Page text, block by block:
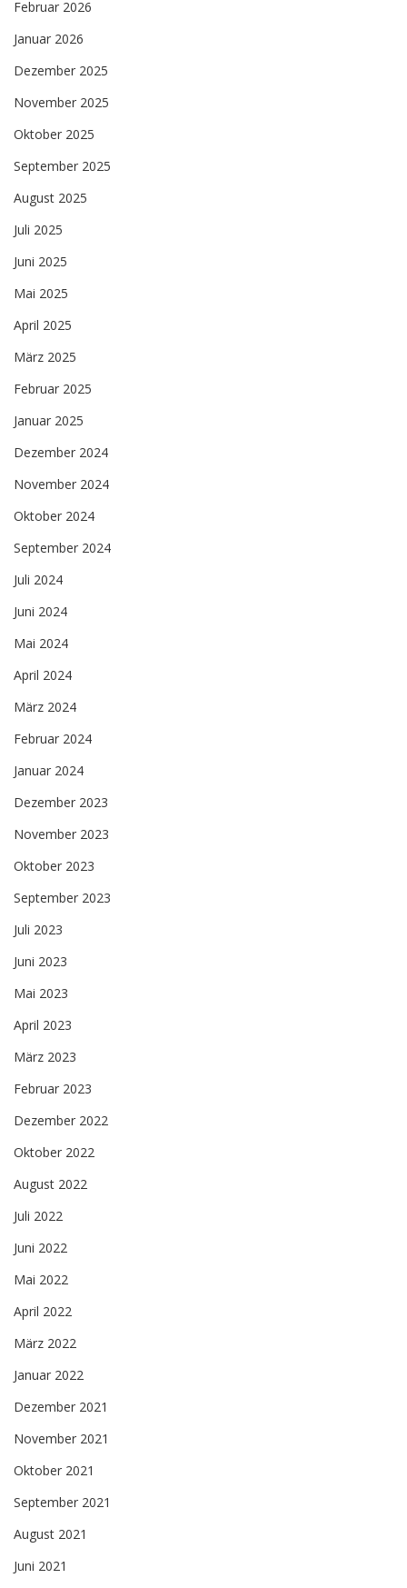
Februar 2026
Januar 2026
Dezember 2025
November 2025
Oktober 2025
September 2025
August 2025
Juli 2025
Juni 2025
Mai 2025
April 2025
März 2025
Februar 2025
Januar 2025
Dezember 2024
November 2024
Oktober 2024
September 2024
Juli 2024
Juni 2024
Mai 2024
April 2024
März 2024
Februar 2024
Januar 2024
Dezember 2023
November 2023
Oktober 2023
September 2023
Juli 2023
Juni 2023
Mai 2023
April 2023
März 2023
Februar 2023
Dezember 2022
Oktober 2022
August 2022
Juli 2022
Juni 2022
Mai 2022
April 2022
März 2022
Januar 2022
Dezember 2021
November 2021
Oktober 2021
September 2021
August 2021
Juni 2021